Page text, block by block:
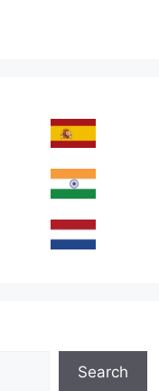
Search